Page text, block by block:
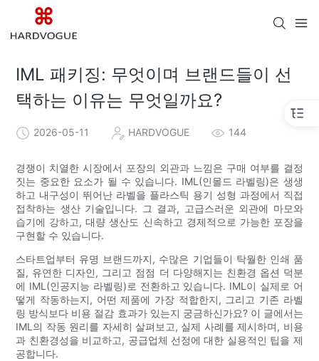
IML 패키징: 무엇이며 브랜드들이 선
택하는 이유는 무엇일까요?
2026-05-11 HARDVOGUE 144
경쟁이 치열한 시장에서 포장의 외관과 느낌은 구매 여부를 결정
짓는 중요한 요소가 될 수 있습니다. IML(인몰드 라벨링)은 생생
하고 내구성이 뛰어난 라벨을 플라스틱 용기 성형 과정에서 직접
접착하는 생산 기술입니다. 그 결과, 고급스러운 외관에 마모와
습기에 강하고, 대량 생산도 신속하고 경제적으로 가능한 포장을
구현할 수 있습니다.
스타트업부터 유명 브랜드까지, 수많은 기업들이 탁월한 인쇄 품
질, 유연한 디자인, 그리고 점점 더 다양해지는 친환경 옵션 덕분
에 IML(인공지능 라벨링)로 전환하고 있습니다. IML이 실제로 어
떻게 작동하는지, 어떤 제품에 가장 적합한지, 그리고 기존 라벨
링 방식보다 비용 절감 효과가 있는지 궁금하신가요? 이 글에서는
IML의 작동 원리를 자세히 살펴보고, 실제 사례를 제시하며, 비용
과 친환경성을 비교하고, 공급업체 선정에 대한 실용적인 팁을 제
공합니다.